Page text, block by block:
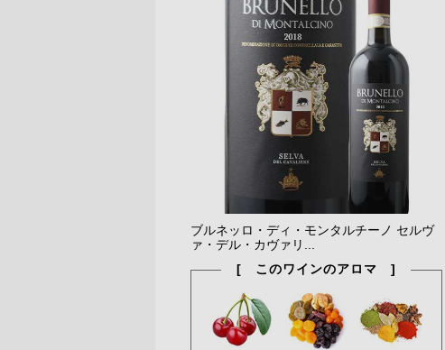
ブルネッロ・ディ・モンタルチーノ セルヴ
ァ・デル・カヴァリ...
[ このワインのアロマ ]